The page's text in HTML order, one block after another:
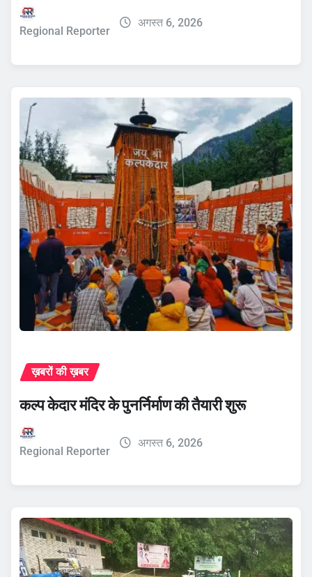
Regional Reporter
अगस्त 6, 2026
ख़बरों की ख़बर
कल्प केदार मंदिर के पुनर्निर्माण की तैयारी शुरू
Regional Reporter
अगस्त 6, 2026